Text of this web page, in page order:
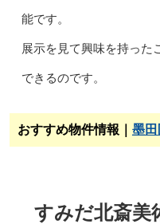
能です。
展示を見て興味を持った
できるのです。
おすすめ物件情報｜ 墨
すみだ北斎美